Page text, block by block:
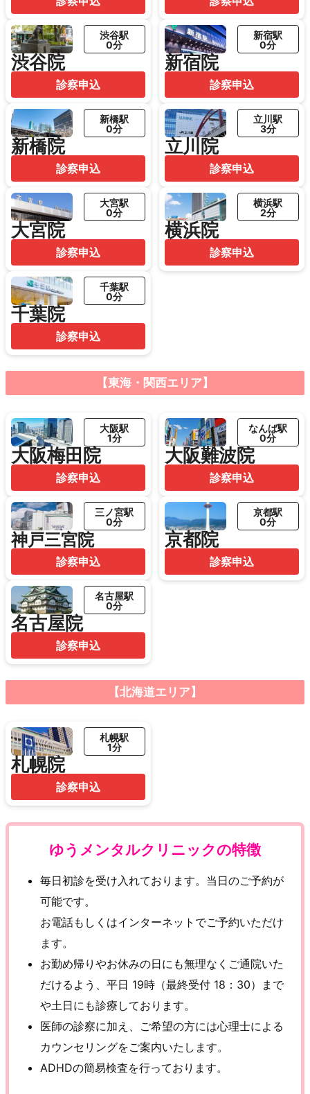
渋谷院
渋谷駅
0分
診察申込
新宿院
新宿駅
0分
診察申込
新橋院
新橋駅
0分
診察申込
立川院
立川駅
3分
診察申込
大宮院
大宮駅
0分
診察申込
横浜院
横浜駅
2分
診察申込
千葉院
千葉駅
0分
診察申込
【東海・関西エリア】
大阪梅田院
大阪駅
1分
診察申込
大阪難波院
なんば駅
0分
診察申込
神戸三宮院
三ノ宮駅
0分
診察申込
京都院
京都駅
0分
診察申込
名古屋院
名古屋駅
0分
診察申込
【北海道エリア】
札幌院
札幌駅
1分
診察申込
ゆうメンタルクリニックの特徴
毎日初診を受け入れております。当日のご予約が
可能です。
お電話もしくはインターネットでご予約いただけ
ます。
お勤め帰りやお休みの日にも無理なくご通院いた
だけるよう、平日 19時（最終受付 18：30）まで
や土日にも診療しております。
医師の診察に加え、ご希望の方には心理士による
カウンセリングをご案内いたします。
ADHDの簡易検査を行っております。